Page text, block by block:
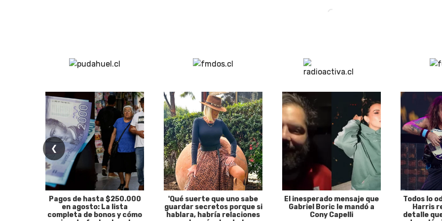
❮
Pagos de hasta $250.000
en agosto: La lista
completa de bonos y cómo
'Qué suerte que uno sabe
guardar secretos porque si
hablara, habría relaciones
El inesperado mensaje que
Gabriel Boric le mandó a
Cony Capelli
Todos lo
Harris
detalle